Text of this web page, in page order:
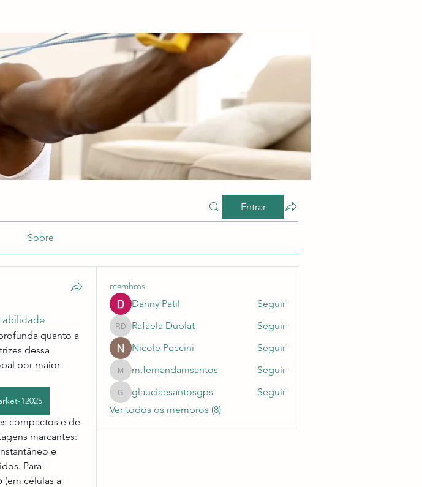
Entrar
Sobre
quanto a
dessa
por maior
12025
compactos e de
marcantes:
e
Para
(em células a
membros
Danny Patil Seguir
Rafaela Duplat
Rafaela Duplat
Seguir
Nicole Peccini
Seguir
m.fernandamsantos
m.fernandamsantos Seguir
glauciaesantosgps
glauciaesantosgps
Seguir
Ver todos os membros (8)